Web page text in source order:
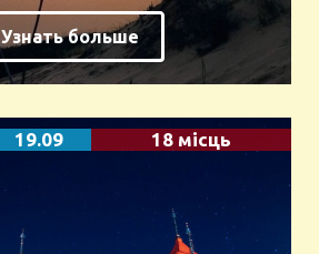
Узнать больше
19.09 18 місць